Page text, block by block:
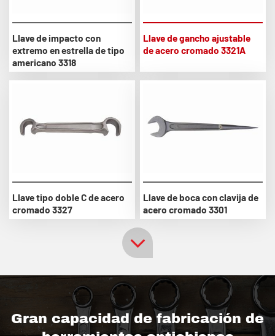
Llave de impacto con
extremo en estrella de tipo
americano 3318
Llave de gancho ajustable
de acero cromado 3321A
Llave tipo doble C de acero
cromado 3327
Llave de boca con clavija de
acero cromado 3301
Gran capacidad de fabricación de